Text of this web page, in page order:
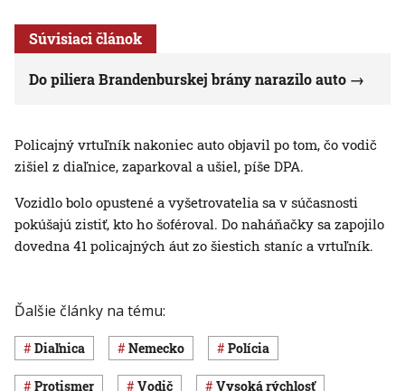
Súvisiaci článok
Do piliera Brandenburskej brány narazilo auto
Policajný vrtuľník nakoniec auto objavil po tom, čo vodič
zišiel z diaľnice, zaparkoval a ušiel, píše DPA.
Vozidlo bolo opustené a vyšetrovatelia sa v súčasnosti
pokúšajú zistiť, kto ho šoféroval. Do naháňačky sa zapojilo
dovedna 41 policajných áut zo šiestich staníc a vrtuľník.
Ďalšie články na tému:
diaľnica Nemecko polícia
protismer vodič vysoká rýchlosť